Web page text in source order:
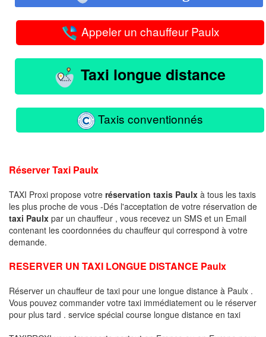
Appeler un chauffeur Paulx
Taxi longue distance
Taxis conventionnés
Réserver Taxi Paulx
TAXI Proxi propose votre réservation taxis Paulx à tous les taxis
les plus proche de vous -Dés l'acceptation de votre réservation de
taxi Paulx par un chauffeur , vous recevez un SMS et un Email
contenant les coordonnées du chauffeur qui correspond à votre
demande.
RESERVER UN TAXI LONGUE DISTANCE Paulx
Réserver un chauffeur de taxi pour une longue distance à Paulx .
Vous pouvez commander votre taxi immédiatement ou le réserver
pour plus tard . service spécial course longue distance en taxi